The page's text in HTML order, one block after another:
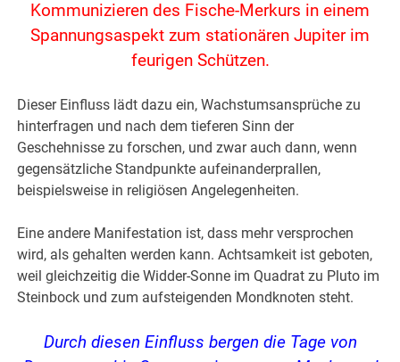
Kommunizieren des Fische-Merkurs in einem
Spannungsaspekt zum stationären Jupiter im
feurigen Schützen.
Dieser Einfluss lädt dazu ein, Wachstumsansprüche zu
hinterfragen und nach dem tieferen Sinn der
Geschehnisse zu forschen, und zwar auch dann, wenn
gegensätzliche Standpunkte aufeinanderprallen,
beispielsweise in religiösen Angelegenheiten.
Eine andere Manifestation ist, dass mehr versprochen
wird, als gehalten werden kann. Achtsamkeit ist geboten,
weil gleichzeitig die Widder-Sonne im Quadrat zu Pluto im
Steinbock und zum aufsteigenden Mondknoten steht.
Durch diesen Einfluss bergen die Tage von